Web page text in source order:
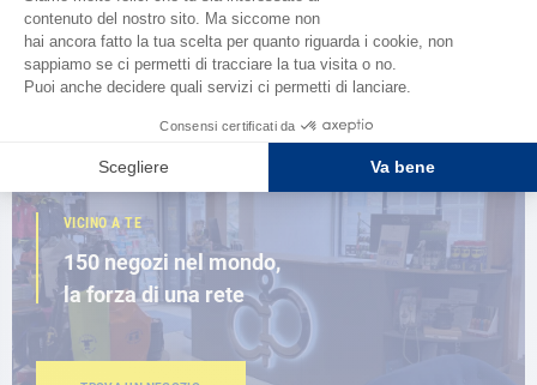
nuova guida AD 2026
VICINO A TE
150 negozi nel mondo,
la forza di una rete